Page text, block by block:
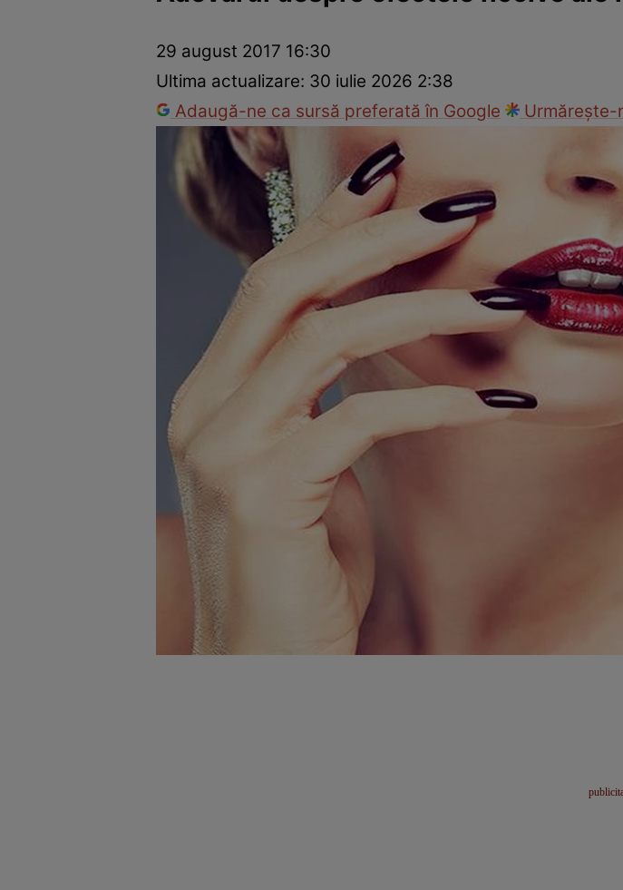
Dezvoltare personalăÎngrijire personalăCasă și grădină
29 august 2017 16:30
Ultima actualizare: 30 iulie 2026 2:38
Adaugă-ne ca sursă preferată în Google
Urmărește-